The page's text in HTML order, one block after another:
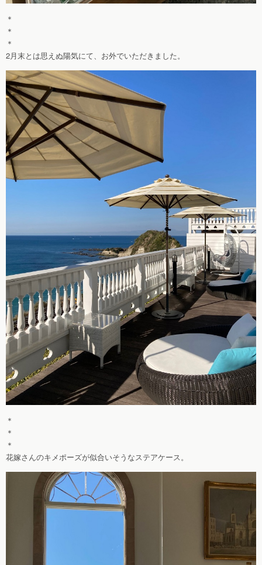
＊
＊
＊
2月末とは思えぬ陽気にて、お外でいただきました。
＊
＊
＊
花嫁さんのキメポーズが似合いそうなステアケース。